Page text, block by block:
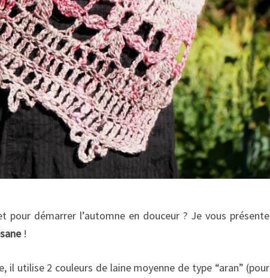
pour démarrer l’automne en douceur ? Je vous présente
!
il utilise 2 couleurs de laine moyenne de type “aran” (pour